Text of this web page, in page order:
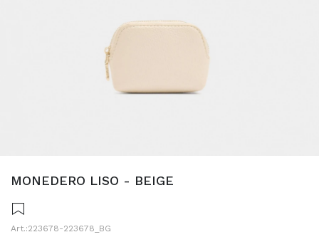
MONEDERO LISO - BEIGE
223678-223678_BG